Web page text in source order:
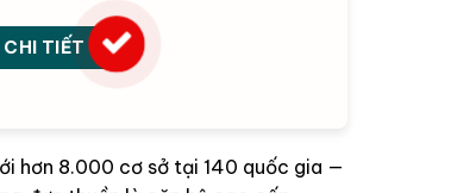
TIẾT
hơn 8.000 cơ sở tại 140 quốc gia —